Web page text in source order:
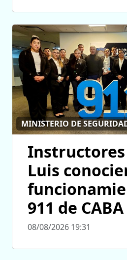
MINISTERIO DE
Instructores
Luis
911 de CABA
08/08/2026 19:31